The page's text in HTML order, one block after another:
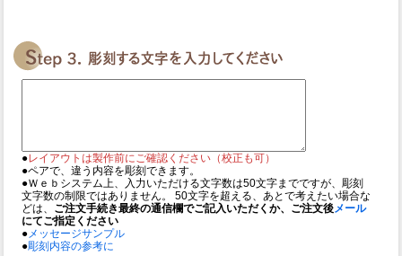
●レイアウトは製作前にご確認ください（校正も可）
●ペアで、違う内容を彫刻できます。
●Ｗｅｂシステム上、入力いただける文字数は50文字までですが、彫刻
文字数の制限ではありません。 50文字を超える、あとで考えたい場合な
どは、 ご注文手続き最終の通信欄でご記入いただくか、ご注文後メール
にてご指定ください
●メッセージサンプル
●彫刻内容の参考に